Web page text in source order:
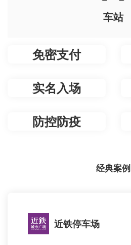
车站
免密支付
实名入场
防控防疫
经典案例
近铁停车场